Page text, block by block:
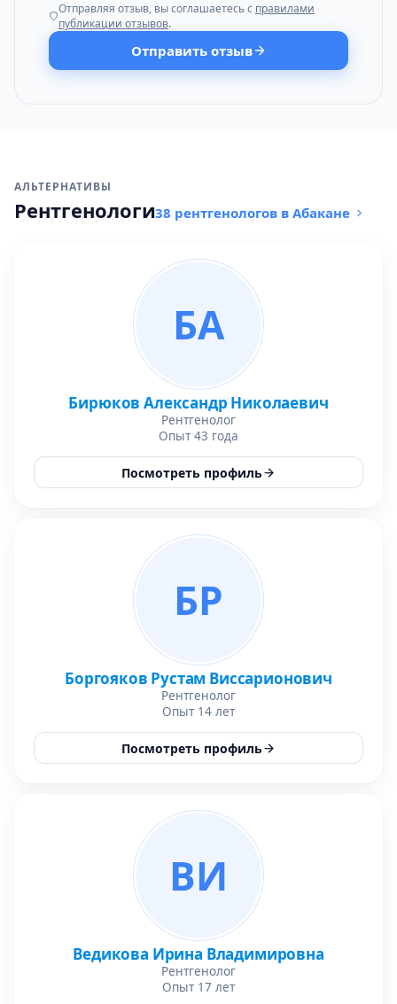
Отправляя отзыв, вы соглашаетесь с правилами
публикации отзывов.
Отправить отзыв
АЛЬТЕРНАТИВЫ
Рентгенологи38 рентгенологов в Абакане
БА
Бирюков Александр Николаевич
Рентгенолог
Опыт 43 года
Посмотреть профиль
БР
Боргояков Рустам Виссарионович
Рентгенолог
Опыт 14 лет
Посмотреть профиль
ВИ
Ведикова Ирина Владимировна
Рентгенолог
Опыт 17 лет